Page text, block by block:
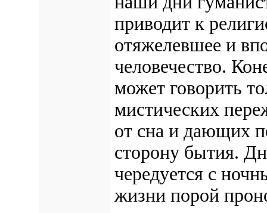
приводит к
отяжелевшее и
человечество.
может говорить
мистических
от сна и дающих
сторону бытия.
чередуется с
жизни порой